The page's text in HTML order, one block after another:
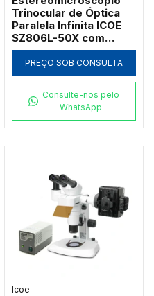
Trinocular de Óptica
Paralela Infinita ICOE
SZ806L-50X com
Tablet 4K e Zoom até
50xPREÇO SOB CONSULTA
Consulte-nos pelo
WhatsApp
Icoe